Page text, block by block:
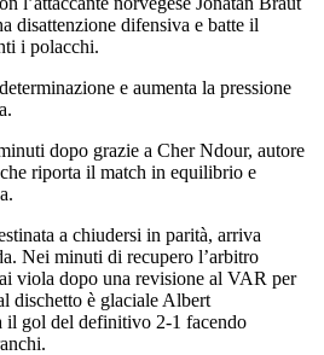
disattenzione difensiva e batte il
i polacchi.
e aumenta la pressione
dopo grazie a Cher Ndour, autore
riporta il match in equilibrio e
a chiudersi in parità, arriva
Nei minuti di recupero l’arbitro
viola dopo una revisione al VAR per
dischetto è glaciale Albert
il gol del definitivo 2-1 facendo